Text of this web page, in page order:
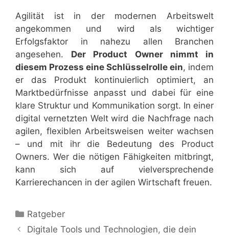
Agilität ist in der modernen Arbeitswelt
angekommen und wird als wichtiger
Erfolgsfaktor in nahezu allen Branchen
angesehen. Der Product Owner nimmt in
diesem Prozess eine Schlüsselrolle ein, indem
er das Produkt kontinuierlich optimiert, an
Marktbedürfnisse anpasst und dabei für eine
klare Struktur und Kommunikation sorgt. In einer
digital vernetzten Welt wird die Nachfrage nach
agilen, flexiblen Arbeitsweisen weiter wachsen
– und mit ihr die Bedeutung des Product
Owners. Wer die nötigen Fähigkeiten mitbringt,
kann sich auf vielversprechende
Karrierechancen in der agilen Wirtschaft freuen.
Kategorien
Ratgeber
Digitale Tools und Technologien, die dein